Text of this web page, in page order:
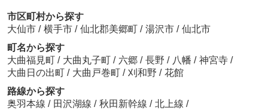
市区町村から探す
大仙市 / 横手市 / 仙北郡美郷町 / 湯沢市 / 仙北市
町名から探す
大曲福見町 / 大曲丸子町 / 六郷 / 長野 / 八幡 / 神宮寺 /
大曲日の出町 / 大曲戸巻町 / 刈和野 / 花館
路線から探す
奥羽本線 / 田沢湖線 / 秋田新幹線 / 北上線 /